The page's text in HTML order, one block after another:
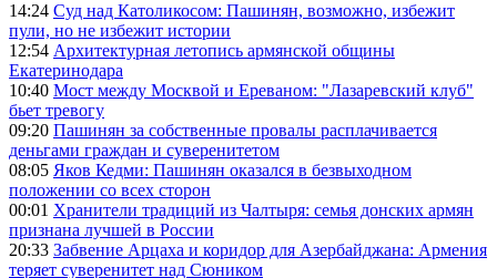
14:24 Суд над Католикосом: Пашинян, возможно, избежит
пули, но не избежит истории
12:54 Архитектурная летопись армянской общины
Екатеринодара
10:40 Мост между Москвой и Ереваном: "Лазаревский клуб"
бьет тревогу
09:20 Пашинян за собственные провалы расплачивается
деньгами граждан и суверенитетом
08:05 Яков Кедми: Пашинян оказался в безвыходном
положении со всех сторон
00:01 Хранители традиций из Чалтыря: семья донских армян
признана лучшей в России
20:33 Забвение Арцаха и коридор для Азербайджана: Армения
теряет суверенитет над Сюником